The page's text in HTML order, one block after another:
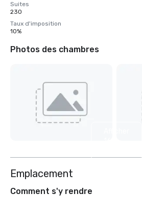
Suites
230
Taux d'imposition
10%
Photos des chambres
Emplacement
Comment s'y rendre